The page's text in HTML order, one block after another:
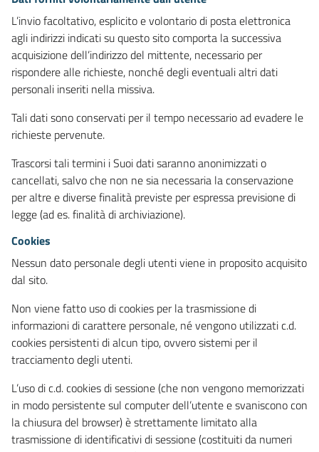
L’invio facoltativo, esplicito e volontario di posta elettronica
agli indirizzi indicati su questo sito comporta la successiva
acquisizione dell’indirizzo del mittente, necessario per
rispondere alle richieste, nonché degli eventuali altri dati
personali inseriti nella missiva.
Tali dati sono conservati per il tempo necessario ad evadere le
richieste pervenute.
Trascorsi tali termini i Suoi dati saranno anonimizzati o
cancellati, salvo che non ne sia necessaria la conservazione
per altre e diverse finalità previste per espressa previsione di
legge (ad es. finalità di archiviazione).
Cookies
Nessun dato personale degli utenti viene in proposito acquisito
dal sito.
Non viene fatto uso di cookies per la trasmissione di
informazioni di carattere personale, né vengono utilizzati c.d.
cookies persistenti di alcun tipo, ovvero sistemi per il
tracciamento degli utenti.
L’uso di c.d. cookies di sessione (che non vengono memorizzati
in modo persistente sul computer dell’utente e svaniscono con
la chiusura del browser) è strettamente limitato alla
trasmissione di identificativi di sessione (costituiti da numeri